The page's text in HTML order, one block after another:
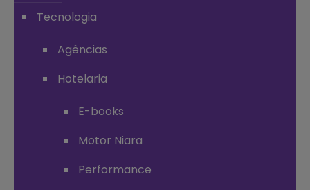
Tecnologia
Agências
Hotelaria
E-books
Motor Niara
Performance